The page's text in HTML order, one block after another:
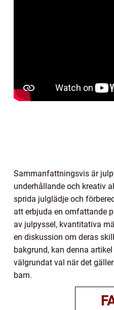
Sammanfattningsvis är
underhållande och kreativ
sprida julglädje och
att erbjuda en omfattande
av julpyssel, kvantitativa
en diskussion om deras
bakgrund, kan denna
välgrundat val när det
barn.